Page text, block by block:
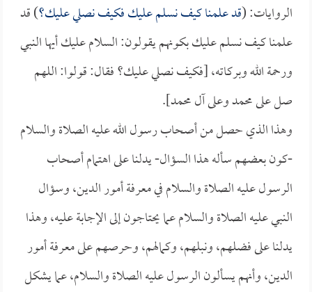
الروايات: (قد علمنا كيف نسلم عليك فكيف نصلي عليك؟) قد
علمنا كيف نسلم عليك بكونهم يقولون: السلام عليك أيها النبي
ورحمة الله وبركاته، [فكيف نصلي عليك؟ فقال: قولوا: اللهم
صل على محمد وعلى آل محمد].
وهذا الذي حصل من أصحاب رسول الله عليه الصلاة والسلام
-كون بعضهم سأله هذا السؤال- يدلنا على اهتمام أصحاب
الرسول عليه الصلاة والسلام في معرفة أمور الدين، وسؤال
النبي عليه الصلاة والسلام عما يحتاجون إلى الإجابة عليه، وهذا
يدلنا على فضلهم، ونبلهم، وكمالهم، وحرصهم على معرفة أمور
الدين، وأنهم يسألون الرسول عليه الصلاة والسلام، عما يشكل